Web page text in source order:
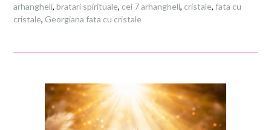
arhangheli, bratari spirituale, cei 7 arhangheli, cristale, fata cu
cristale, Georgiana fata cu cristale